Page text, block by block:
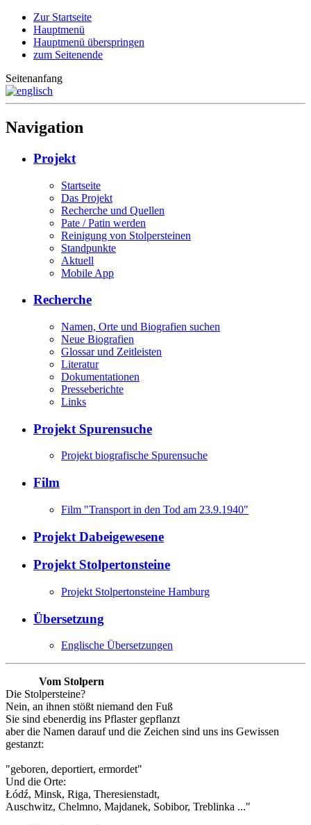
Zur Startseite
Hauptmenü
Hauptmenü überspringen
zum Seitenende
Seitenanfang
Navigation
Projekt
Startseite
Das Projekt
Recherche und Quellen
Pate / Patin werden
Reinigung von Stolpersteinen
Standpunkte
Aktuell
Mobile App
Recherche
Namen, Orte und Biografien suchen
Neue Biografien
Glossar und Zeitleisten
Literatur
Dokumentationen
Presseberichte
Links
Projekt Spurensuche
Projekt biografische Spurensuche
Film
Film "Transport in den Tod am 23.9.1940"
Projekt Dabeigewesene
Projekt Stolpertonsteine
Projekt Stolpertonsteine Hamburg
Übersetzung
Englische Übersetzungen
Vom Stolpern
Die Stolpersteine?
Nein, an ihnen stößt niemand den Fuß
Sie sind ebenerdig ins Pflaster gepflanzt
aber die Namen darauf und die Zeichen sind uns ins Gewissen
gestanzt:
"geboren, deportiert, ermordet"
Und die Orte:
Łódź, Minsk, Riga, Theresienstadt,
Auschwitz, Chelmno, Majdanek, Sobibor, Treblinka ..."